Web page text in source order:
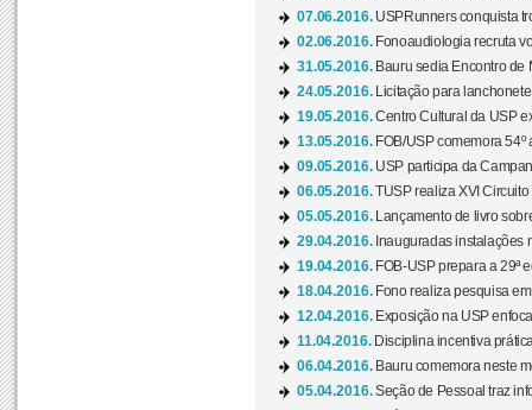
07.06.2016. USPRunners conquista
02.06.2016. Fonoaudiologia recruta
31.05.2016. Bauru sedia Encontro de
24.05.2016.
Licitação para
19.05.2016.Centro Cultural da USP
13.05.2016. FOB/USP comemora
09.05.2016. USP participa da
06.05.2016.TUSP realiza XVI Circuito
05.05.2016.
Lançamento de livro
29.04.2016. Inauguradas instalações
19.04.2016. FOB-USP prepara a 29ª
18.04.2016. Fono realiza pesquisa
12.04.2016. Exposição na USP
11.04.2016. Disciplina incentiva
06.04.2016. Bauru comemora neste
05.04.2016.Seção de Pessoal traz